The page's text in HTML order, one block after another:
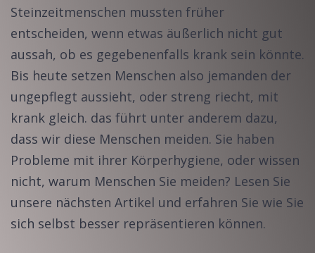
Steinzeitmenschen mussten früher
entscheiden, wenn etwas äußerlich nicht gut
aussah, ob es gegebenenfalls krank sein könnte.
Bis heute setzen Menschen also jemanden der
ungepflegt aussieht, oder streng riecht, mit
krank gleich. das führt unter anderem dazu,
dass wir diese Menschen meiden. Sie haben
Probleme mit ihrer Körperhygiene, oder wissen
nicht, warum Menschen Sie meiden? Lesen Sie
unsere nächsten Artikel und erfahren Sie wie Sie
sich selbst besser repräsentieren können.